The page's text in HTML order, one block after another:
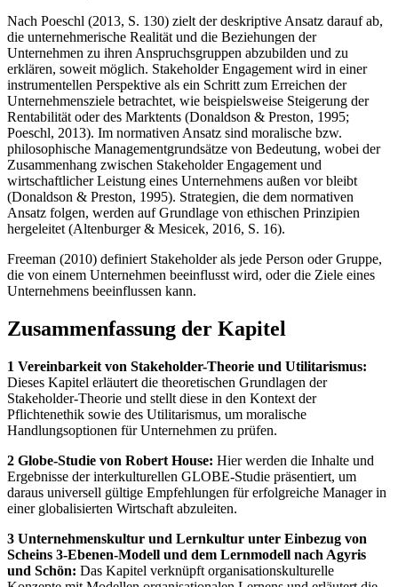
Nach Poeschl (2013, S. 130) zielt der deskriptive Ansatz darauf ab,
die unternehmerische Realität und die Beziehungen der
Unternehmen zu ihren Anspruchsgruppen abzubilden und zu
erklären, soweit möglich. Stakeholder Engagement wird in einer
instrumentellen Perspektive als ein Schritt zum Erreichen der
Unternehmensziele betrachtet, wie beispielsweise Steigerung der
Rentabilität oder des Marktents (Donaldson & Preston, 1995;
Poeschl, 2013). Im normativen Ansatz sind moralische bzw.
philosophische Managementgrundsätze von Bedeutung, wobei der
Zusammenhang zwischen Stakeholder Engagement und
wirtschaftlicher Leistung eines Unternehmens außen vor bleibt
(Donaldson & Preston, 1995). Strategien, die dem normativen
Ansatz folgen, werden auf Grundlage von ethischen Prinzipien
hergeleitet (Altenburger & Mesicek, 2016, S. 16).
Freeman (2010) definiert Stakeholder als jede Person oder Gruppe,
die von einem Unternehmen beeinflusst wird, oder die Ziele eines
Unternehmens beeinflussen kann.
Zusammenfassung der Kapitel
1 Vereinbarkeit von Stakeholder-Theorie und Utilitarismus:
Dieses Kapitel erläutert die theoretischen Grundlagen der
Stakeholder-Theorie und stellt diese in den Kontext der
Pflichtenethik sowie des Utilitarismus, um moralische
Handlungsoptionen für Unternehmen zu prüfen.
2 Globe-Studie von Robert House: Hier werden die Inhalte und
Ergebnisse der interkulturellen GLOBE-Studie präsentiert, um
daraus universell gültige Empfehlungen für erfolgreiche Manager in
einer globalisierten Wirtschaft abzuleiten.
3 Unternehmenskultur und Lernkultur unter Einbezug von
Scheins 3-Ebenen-Modell und dem Lernmodell nach Agyris
und Schön: Das Kapitel verknüpft organisationskulturelle